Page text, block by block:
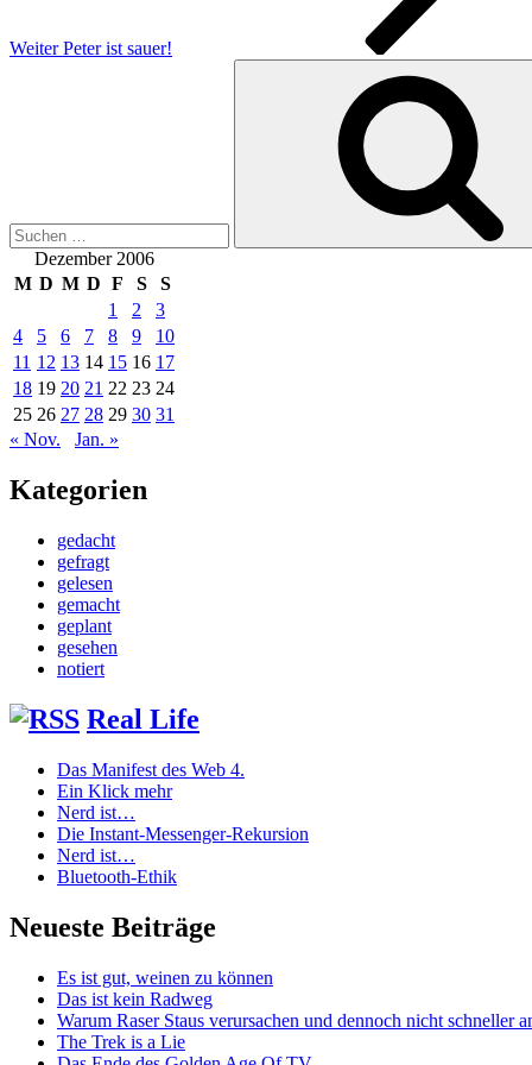
Weiter Peter ist sauer!
Dezember 2006
M D M D F S
S
1
2
3
4
5 6 7 8 9
10
11 12 13 14 15 16 17
18 19 20 21 22 23 24
25 26 27 28 29 30 31
« Nov.
Jan. »
Kategorien
gedacht
gefragt
gelesen
gemacht
geplant
gesehen
notiert
Real Life
Das Manifest des Web 4.
Ein Klick mehr
Nerd ist…
Die Instant-Messenger-Rekursion
Nerd ist…
Bluetooth-Ethik
Neueste Beiträge
Es ist gut, weinen zu können
Das ist kein Radweg
Warum Raser Staus verursachen und dennoch nicht schneller
The Trek is a Lie